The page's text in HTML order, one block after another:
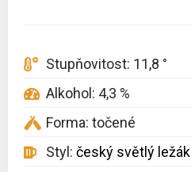
Stupňovitost: 11,8 °
Alkohol: 4,3 %
Forma: točené
Styl: český světlý ležák